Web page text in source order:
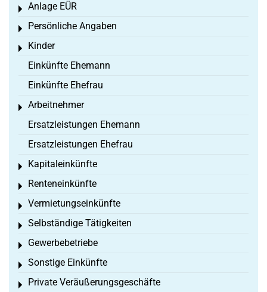
Anlage EÜR
Toggle menu
Persönliche Angaben
Toggle menu
Kinder
Toggle menu
Einkünfte Ehemann
Einkünfte Ehefrau
Arbeitnehmer
Toggle menu
Ersatzleistungen Ehemann
Ersatzleistungen Ehefrau
Kapitaleinkünfte
Toggle menu
Renteneinkünfte
Toggle menu
Vermietungseinkünfte
Toggle menu
Selbständige Tätigkeiten
Toggle menu
Gewerbebetriebe
Toggle menu
Sonstige Einkünfte
Toggle menu
Private Veräußerungsgeschäfte
Toggle menu